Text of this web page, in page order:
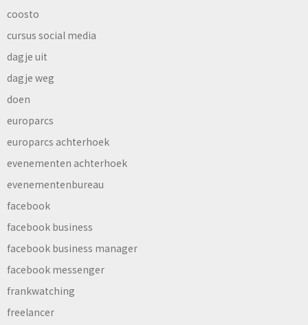
coosto
cursus social media
dagje uit
dagje weg
doen
europarcs
europarcs achterhoek
evenementen achterhoek
evenementenbureau
facebook
facebook business
facebook business manager
facebook messenger
frankwatching
freelancer